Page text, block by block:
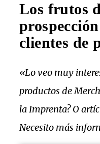
Los frutos
clientes de
«Lo veo muy
productos de
la Imprenta? O
Necesito más